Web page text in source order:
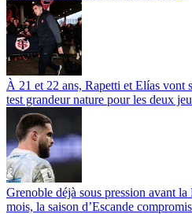
À 21 et 22 ans, Rapetti et Elías vont
test grandeur nature pour les deux
Grenoble déjà sous pression avant
mois, la saison d’Escande